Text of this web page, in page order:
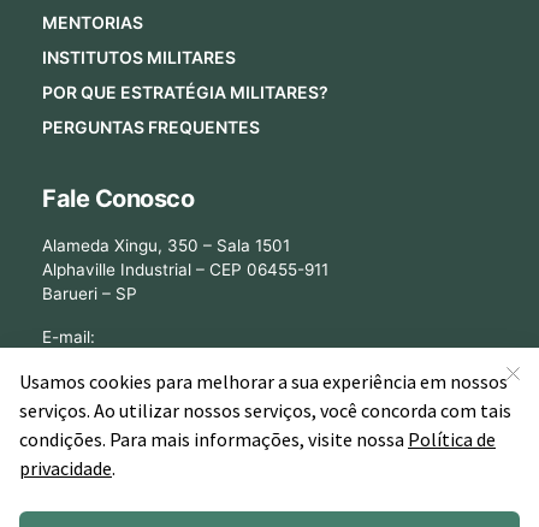
MENTORIAS
INSTITUTOS MILITARES
POR QUE ESTRATÉGIA MILITARES?
PERGUNTAS FREQUENTES
Fale Conosco
Alameda Xingu, 350 – Sala 1501
Alphaville Industrial – CEP 06455-911
Barueri – SP
E-mail:
©2026 - Estratégia Militares - Cursos Online para Concursos Militares.